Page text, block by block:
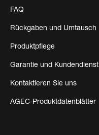
FAQ
Rückgaben und Umtausch
Produktpflege
Garantie und Kundendienst
Kontaktieren Sie uns
AGEC-Produktdatenblätter